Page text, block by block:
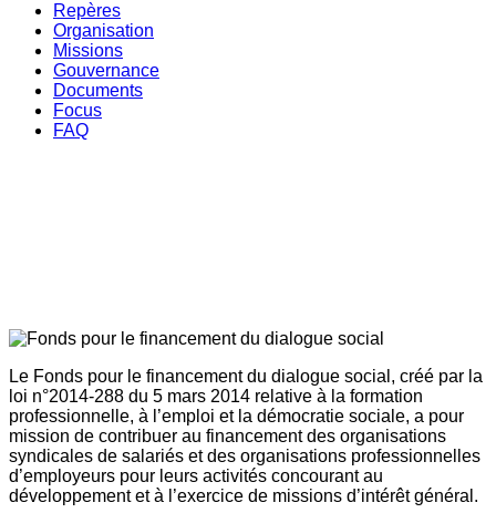
Repères
Organisation
Missions
Gouvernance
Documents
Focus
FAQ
Le Fonds pour le financement du dialogue social, créé par la
loi n°2014-288 du 5 mars 2014 relative à la formation
professionnelle, à l’emploi et la démocratie sociale, a pour
mission de contribuer au financement des organisations
syndicales de salariés et des organisations professionnelles
d’employeurs pour leurs activités concourant au
développement et à l’exercice de missions d’intérêt général.